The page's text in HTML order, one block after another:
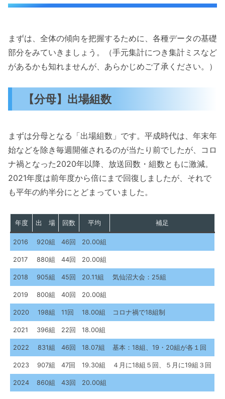
まずは、全体の傾向を把握するために、各種データの基礎
部分をみていきましょう。（手元集計につき集計ミスなど
があるかも知れませんが、あらかじめご了承ください。）
【分母】出場組数
まずは分母となる「出場組数」です。平成時代は、年末年
始などを除き毎週開催されるのが当たり前でしたが、コロ
ナ禍となった2020年以降、放送回数・組数ともに激減。
2021年度は前年度から倍にまで回復しましたが、それで
も平年の約半分にとどまっていました。
年度 出 場 回数 平均 補足
2016 920組 46回 20.00組
2017 880組 44回 20.00組
2018 905組 45回 20.11組 気仙沼大会：25組
2019 800組 40回 20.00組
2020 198組 11回 18.00組 コロナ禍で18組制
2021 396組 22回 18.00組
2022 831組 46回 18.07組 基本：18組、19・20組が各１回
2023 907組 47回 19.30組 ４月に18組５回、５月に19組３回
2024 860組 43回 20.00組